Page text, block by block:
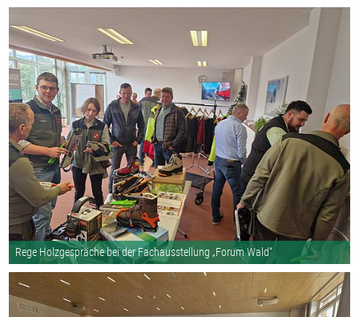
Rege Holzgespräche bei der Fachausstellung „Forum Wald“